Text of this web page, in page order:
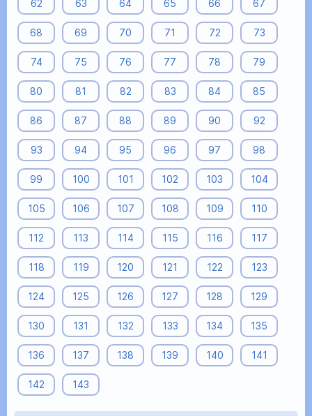
62 63 64 65 66 67
68 69 70 71 72 73
74 75 76 77 78 79
80 81 82 83 84 85
86 87 88 89 90 92
93 94 95 96 97 98
99 100 101 102 103 104
105 106 107 108 109 110
112 113 114 115 116 117
118 119 120 121 122 123
124 125 126 127 128 129
130 131 132 133 134 135
136 137 138 139 140 141
142 143